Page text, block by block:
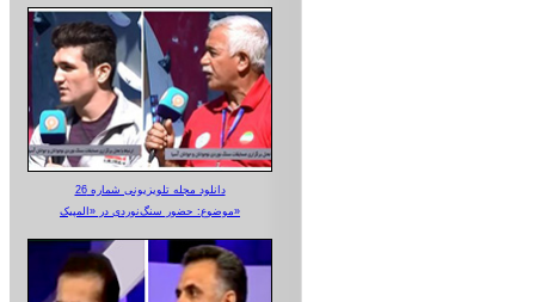
دانلود مجله تلویزیونی شماره 26
موضوع: حضور سنگ‌نوردی در «المپیک»